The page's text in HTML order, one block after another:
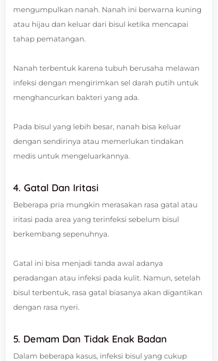
mengumpulkan nanah. Nanah ini berwarna kuning
atau hijau dan keluar dari bisul ketika mencapai
tahap pematangan.
Nanah terbentuk karena tubuh berusaha melawan
infeksi dengan mengirimkan sel darah putih untuk
menghancurkan bakteri yang ada.
Pada bisul yang lebih besar, nanah bisa keluar
dengan sendirinya atau memerlukan tindakan
medis untuk mengeluarkannya.
4. Gatal Dan Iritasi
Beberapa pria mungkin merasakan rasa gatal atau
iritasi pada area yang terinfeksi sebelum bisul
berkembang sepenuhnya.
Gatal ini bisa menjadi tanda awal adanya
peradangan atau infeksi pada kulit. Namun, setelah
bisul terbentuk, rasa gatal biasanya akan digantikan
dengan rasa nyeri.
5. Demam Dan Tidak Enak Badan
Dalam beberapa kasus, infeksi bisul yang cukup